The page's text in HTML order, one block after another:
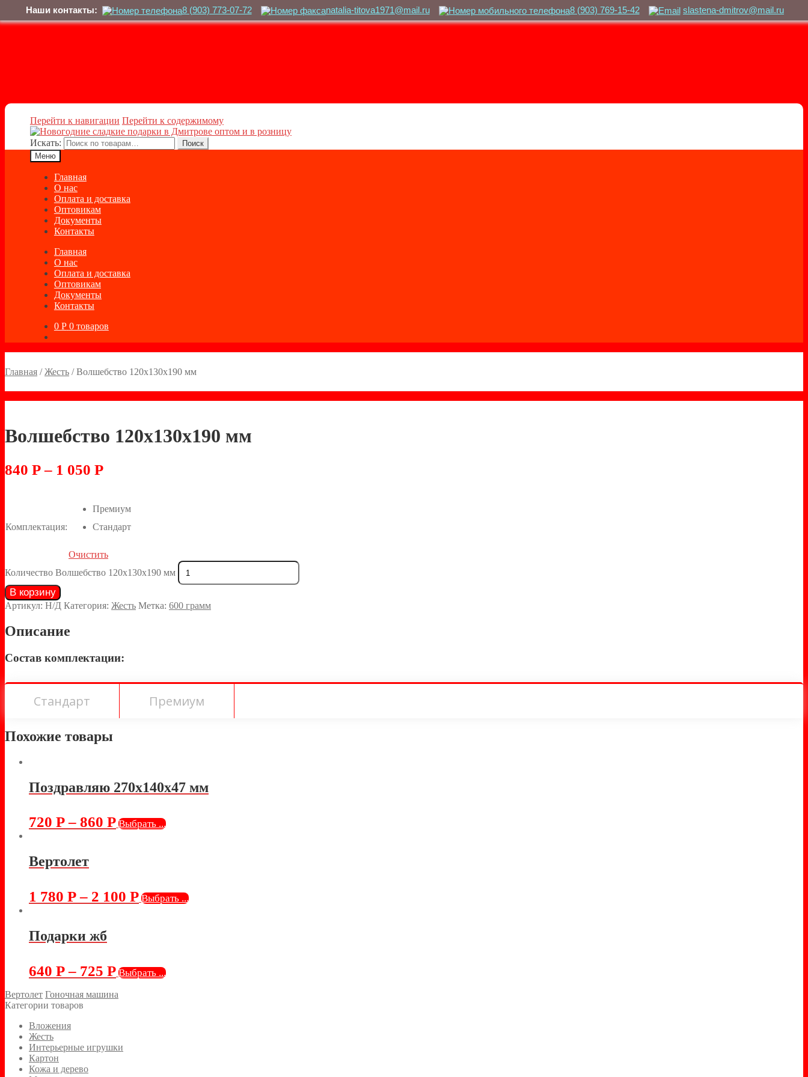
Наши контакты: 8 (903) 773-07-72 natalia-titova1971@mail.ru 8 (903) 769-15-42 slastena-dmitrov@mail.ru
Перейти к навигации Перейти к содержимому
Искать:
Поиск
Меню
Главная
О нас
Оплата и доставка
Оптовикам
Документы
Контакты
Главная
О нас
Оплата и доставка
Оптовикам
Документы
Контакты
0 Р 0 товаров
Главная /Жесть /Волшебство 120х130х190 мм
Волшебство 120х130х190 мм
840 Р– 1 050 Р
Комплектация:
Премиум
Стандарт
Очистить
Количество Волшебство 120х130х190 мм
В корзину
Артикул: Н/Д Категория: Жесть Метка: 600 грамм
Описание
Состав комплектации:
Стандарт Премиум
Похожие товары
Поздравляю 270х140х47 мм
720 Р– 860 Р Выбрать ...
Вертолет
1 780 Р– 2 100 Р Выбрать ...
Подарки жб
640 Р– 725 Р Выбрать ...
Вертолет Гоночная машина
Категории товаров
Вложения
Жесть
Интерьерные игрушки
Картон
Кожа и дерево